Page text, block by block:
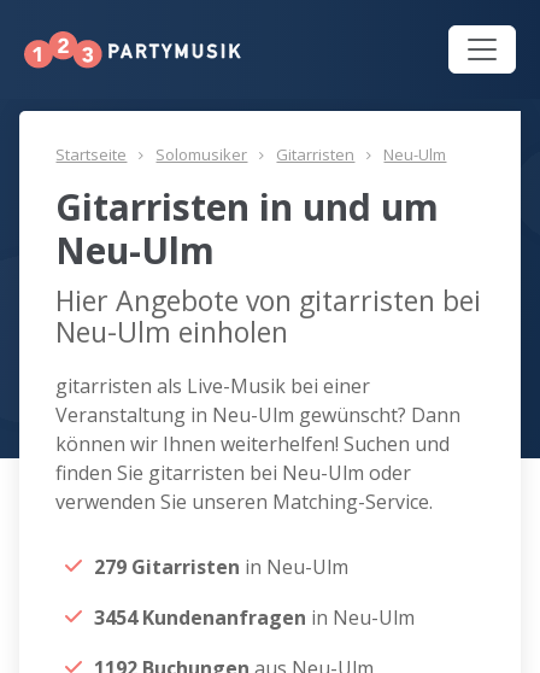
Startseite Solomusiker Gitarristen Neu-Ulm
Gitarristen in und um
Neu-Ulm
Hier Angebote von gitarristen bei
Neu-Ulm einholen
gitarristen als Live-Musik bei einer
Veranstaltung in Neu-Ulm gewünscht? Dann
können wir Ihnen weiterhelfen! Suchen und
finden Sie gitarristen bei Neu-Ulm oder
verwenden Sie unseren Matching-Service.
279 Gitarristen in Neu-Ulm
3454 Kundenanfragen in Neu-Ulm